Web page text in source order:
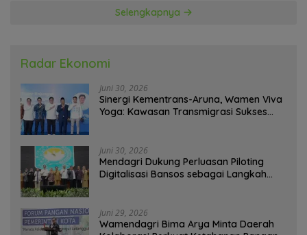
Selengkapnya
Radar Ekonomi
Juni 30, 2026
Sinergi Kementrans-Aruna, Wamen Viva
Yoga: Kawasan Transmigrasi Sukses
Juni 30, 2026
Mendagri Dukung Perluasan Piloting
Digitalisasi Bansos sebagai Langkah
Juni 29, 2026
Wamendagri Bima Arya Minta Daerah